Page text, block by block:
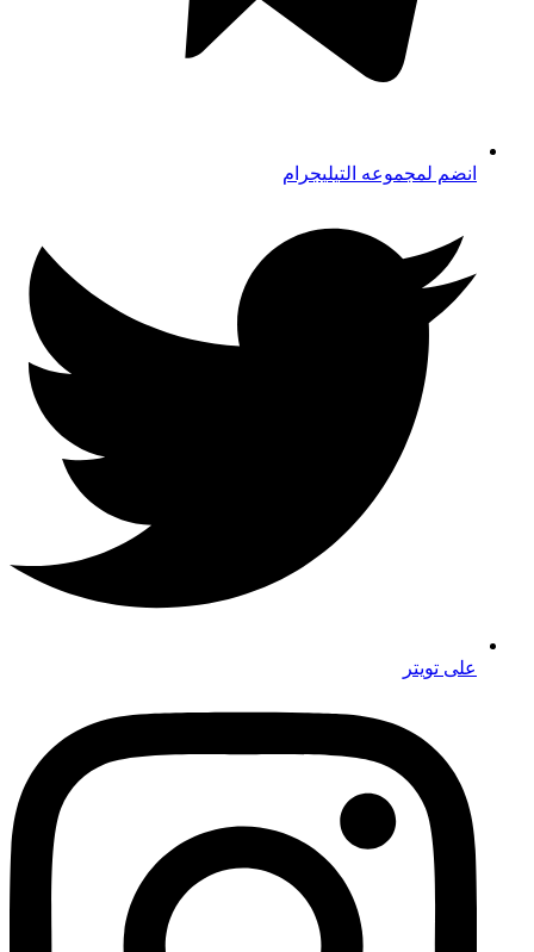
انضم لمجموعه التيليجرام
على تويتر